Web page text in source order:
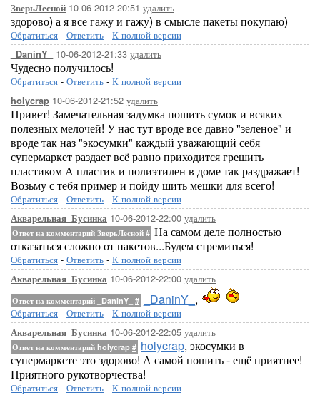
ЗверьЛесной 10-06-2012-20:51 удалить
здорово) а я все гажу и гажу) в смысле пакеты покупаю)
Обратиться - Ответить - К полной версии
_DaninY_ 10-06-2012-21:33 удалить
Чудесно получилось!
Обратиться - Ответить - К полной версии
holycrap 10-06-2012-21:52 удалить
Привет! Замечательная задумка пошить сумок и всяких
полезных мелочей! У нас тут вроде все давно "зеленое" и
вроде так наз "экосумки" каждый уважающий себя
супермаркет раздает всё равно приходится грешить
пластиком А пластик и полиэтилен в доме так раздражает!
Возьму с тебя пример и пойду шить мешки для всего!
Обратиться - Ответить - К полной версии
Акварельная_Бусинка 10-06-2012-22:00 удалить
Ответ на комментарий ЗверьЛесной # На самом деле полностью
отказаться сложно от пакетов...Будем стремиться!
Обратиться - Ответить - К полной версии
Акварельная_Бусинка 10-06-2012-22:00 удалить
Ответ на комментарий _DaninY_ # _DaninY_ ,
Обратиться - Ответить - К полной версии
Акварельная_Бусинка 10-06-2012-22:05 удалить
Ответ на комментарий holycrap # holycrap, экосумки в
супермаркете это здорово! А самой пошить - ещё приятнее!
Приятного рукотворчества!
Обратиться - Ответить - К полной версии